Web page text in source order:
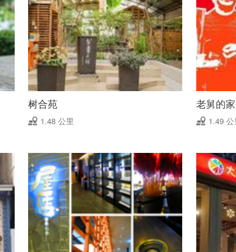
树合苑
1.48 公里
老舅的
1.49 公